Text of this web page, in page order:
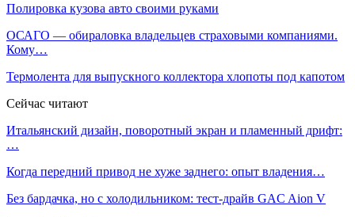
Полировка кузова авто своими руками
ОСАГО — обираловка владельцев страховыми компаниями.
Кому…
Термолента для выпускного коллектора хлопоты под капотом
Сейчас читают
Итальянский дизайн, поворотный экран и пламенный дрифт:
…
Когда передний привод не хуже заднего: опыт владения…
Без бардачка, но с холодильником: тест-драйв GAC Aion V